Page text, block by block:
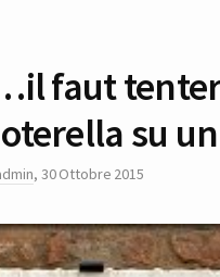
faut tenter
su
, 30 Ottobre 2015